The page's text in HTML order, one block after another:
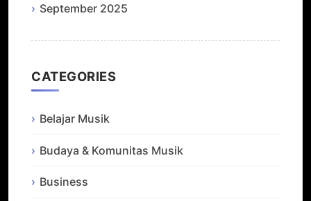
September 2025
CATEGORIES
Belajar Musik
Budaya & Komunitas Musik
Business